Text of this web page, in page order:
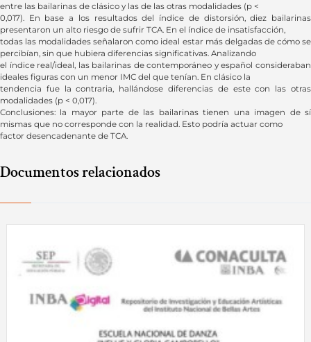
entre las bailarinas de clásico y las de las otras modalidades (p <
0,017). En base a los resultados del índice de distorsión, diez bailarinas
presentaron un alto riesgo de sufrir TCA. En el índice de insatisfacción,
todas las modalidades señalaron como ideal estar más delgadas de cómo se
percibían, sin que hubiera diferencias significativas. Analizando
el índice real/ideal, las bailarinas de contemporáneo y español consideraban
ideales figuras con un menor IMC del que tenían. En clásico la
tendencia fue la contraria, hallándose diferencias de este con las otras
modalidades (p < 0,017).
Conclusiones: la mayor parte de las bailarinas tienen una imagen de sí
mismas que no corresponde con la realidad. Esto podría actuar como
factor desencadenante de TCA.
Documentos relacionados